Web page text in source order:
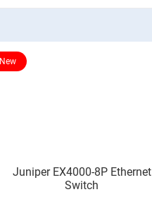
Juniper EX4000-8P Ethernet
Switch
New